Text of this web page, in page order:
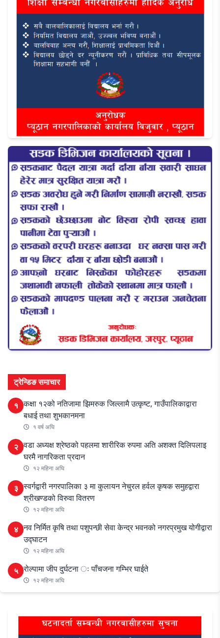
ट्रेन्डिङ समाचार
१ कक्षा १२को नतिजामा झिमरुक जिल्लामै उत्कृष्ट, गाउँपालिकाद्वारा
बधाई तथा शुभकानमना
१ वर्ष अघि
२ वडा अध्यक्ष श्रेष्ठको पहलमा शारीरिक रुपमा अति अशक्त दिलिपलाइ
घरमै नागरिकता प्रदान
१२ महिना अघि
३ स्वर्गद्वारी नगरपालिका ३ मा कुलायन नेचुरल हर्वल कृषक समुहद्वारा
श्रीखण्डको विरुवा वितरण
१२ महिना अघि
४ नव निर्मित कृषि तथा पशुपन्छी सेवा केन्द्र भवनको नगरप्रमुख योगीद्वारा
उद्घाटन
१२ महिना अघि
५ रोल्पामा जीप दुर्घटना ः पाँचजना गम्भिर घाईते
१२ महिना अघि